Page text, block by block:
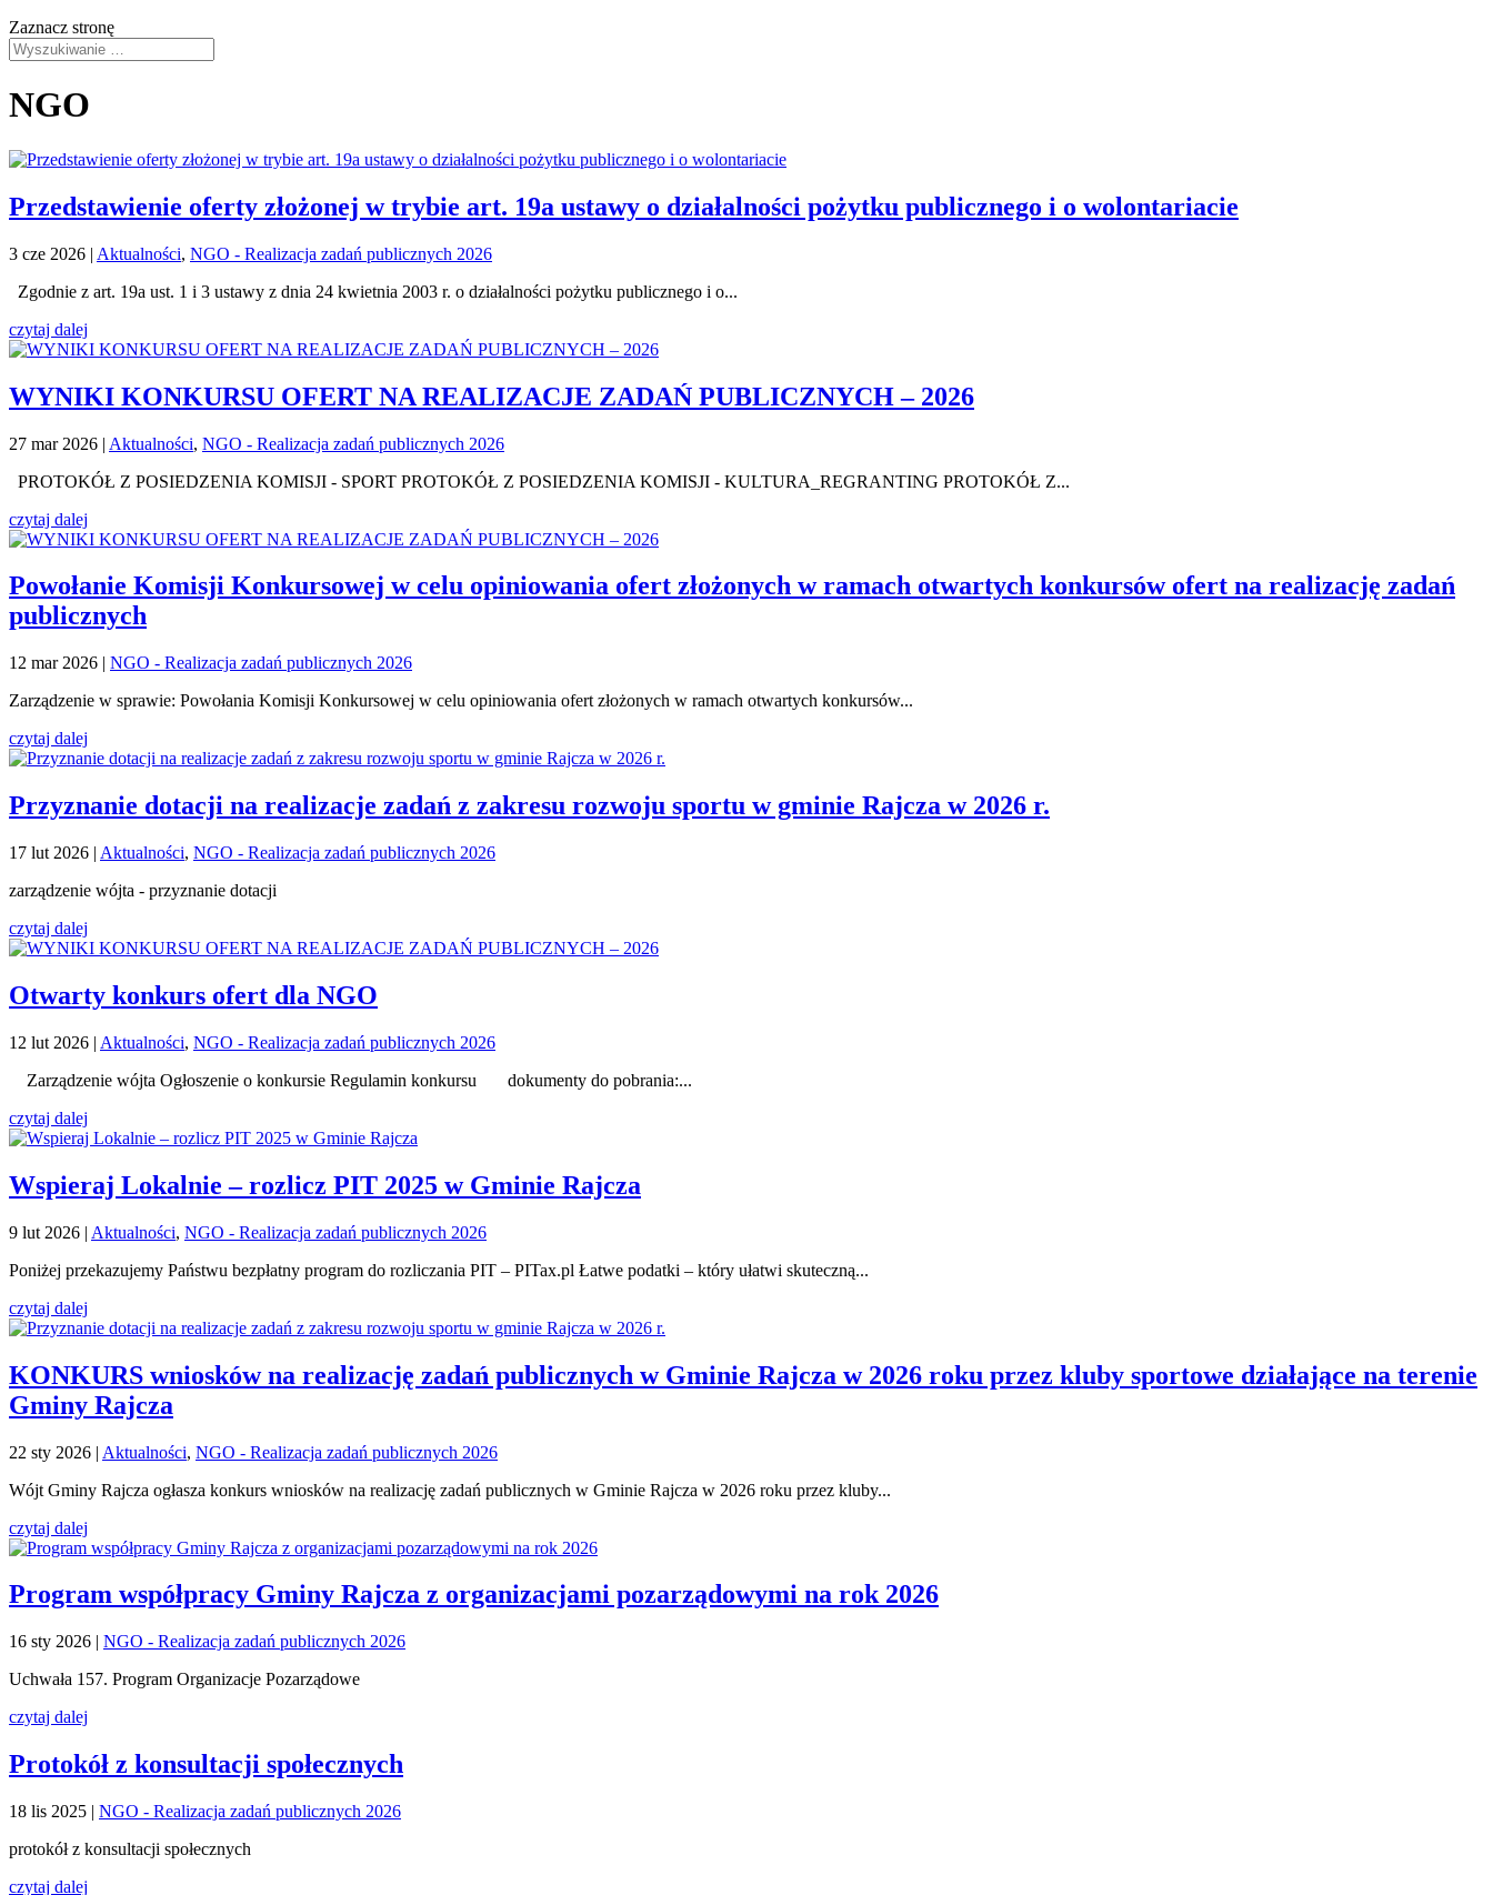
Zaznacz stronę
NGO
Przedstawienie oferty złożonej w trybie art. 19a ustawy o działalności pożytku publicznego i o wolontariacie
3 cze 2026 | Aktualności, NGO - Realizacja zadań publicznych 2026
Zgodnie z art. 19a ust. 1 i 3 ustawy z dnia 24 kwietnia 2003 r. o działalności pożytku publicznego i o...
czytaj dalej
WYNIKI KONKURSU OFERT NA REALIZACJE ZADAŃ PUBLICZNYCH – 2026
27 mar 2026 | Aktualności, NGO - Realizacja zadań publicznych 2026
PROTOKÓŁ Z POSIEDZENIA KOMISJI - SPORT PROTOKÓŁ Z POSIEDZENIA KOMISJI - KULTURA_REGRANTING PROTOKÓŁ Z...
czytaj dalej
Powołanie Komisji Konkursowej w celu opiniowania ofert złożonych w ramach otwartych konkursów ofert na realizację zadań
publicznych
12 mar 2026 | NGO - Realizacja zadań publicznych 2026
Zarządzenie w sprawie: Powołania Komisji Konkursowej w celu opiniowania ofert złożonych w ramach otwartych konkursów...
czytaj dalej
Przyznanie dotacji na realizacje zadań z zakresu rozwoju sportu w gminie Rajcza w 2026 r.
17 lut 2026 | Aktualności, NGO - Realizacja zadań publicznych 2026
zarządzenie wójta - przyznanie dotacji
czytaj dalej
Otwarty konkurs ofert dla NGO
12 lut 2026 | Aktualności, NGO - Realizacja zadań publicznych 2026
Zarządzenie wójta Ogłoszenie o konkursie Regulamin konkursu dokumenty do pobrania:...
czytaj dalej
Wspieraj Lokalnie – rozlicz PIT 2025 w Gminie Rajcza
9 lut 2026 | Aktualności, NGO - Realizacja zadań publicznych 2026
Poniżej przekazujemy Państwu bezpłatny program do rozliczania PIT – PITax.pl Łatwe podatki – który ułatwi skuteczną...
czytaj dalej
KONKURS wniosków na realizację zadań publicznych w Gminie Rajcza w 2026 roku przez kluby sportowe działające na terenie
Gminy Rajcza
22 sty 2026 | Aktualności, NGO - Realizacja zadań publicznych 2026
Wójt Gminy Rajcza ogłasza konkurs wniosków na realizację zadań publicznych w Gminie Rajcza w 2026 roku przez kluby...
czytaj dalej
Program współpracy Gminy Rajcza z organizacjami pozarządowymi na rok 2026
16 sty 2026 | NGO - Realizacja zadań publicznych 2026
Uchwała 157. Program Organizacje Pozarządowe
czytaj dalej
Protokół z konsultacji społecznych
18 lis 2025 | NGO - Realizacja zadań publicznych 2026
protokół z konsultacji społecznych
czytaj dalej